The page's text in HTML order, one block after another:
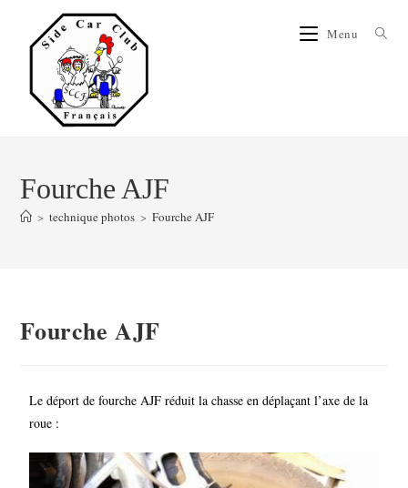
Menu
Fourche AJF
> technique photos > Fourche AJF
Fourche AJF
Le déport de fourche AJF réduit la chasse en déplaçant l’axe de la
roue :